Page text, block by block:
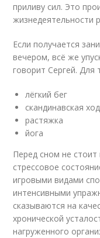
приливу сил. Это
жизнедеятельности
Если получается
вечером, всё же
говорит Сергей. Для
лёгкий бег
скандинавская
растяжка
йога
Перед сном не стоит
стрессовое
игровыми видами
интенсивными
сказываются на
хронической
нагруженного